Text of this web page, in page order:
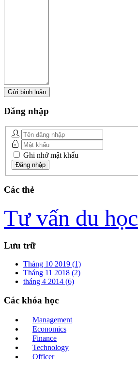
Đăng nhập
Ghi nhớ mật khẩu
Các thẻ
Tư vấn du học
Lưu trữ
Tháng 10 2019 (1)
Tháng 11 2018 (2)
tháng 4 2014 (6)
Các khóa học
Management
Economics
Finance
Technology
Officer